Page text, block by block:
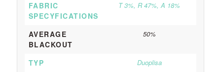
FABRIC
SPECYFICATIONS
T 3%, R 47%, A 18%
AVERAGE
BLACKOUT
50%
TYP Duoplisa